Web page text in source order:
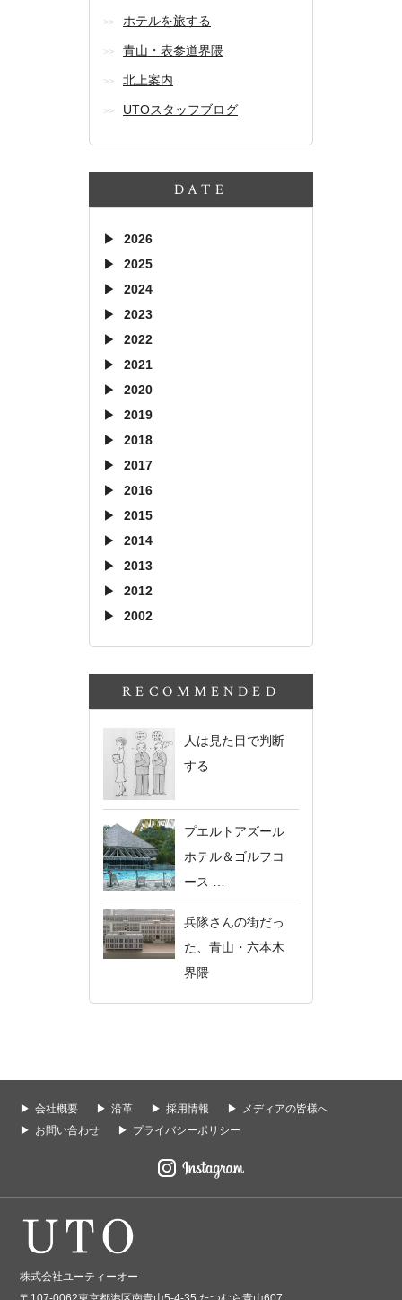
ホテルを旅する
青山・表参道界隈
北上案内
UTOスタッフブログ
DATE
2026
2025
2024
2023
2022
2021
2020
2019
2018
2017
2016
2015
2014
2013
2012
2002
RECOMMENDED
人は見た目で判断
する
プエルトアズール
ホテル＆ゴルフコ
ース …
兵隊さんの街だっ
た、青山・六本木
界隈
会社概要 沿革 採用情報
メディアの皆様へ
お問い合わせ
プライバシーポリシー
株式会社ユーティーオー